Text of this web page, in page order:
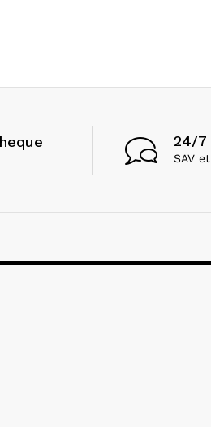
24/7
SAV